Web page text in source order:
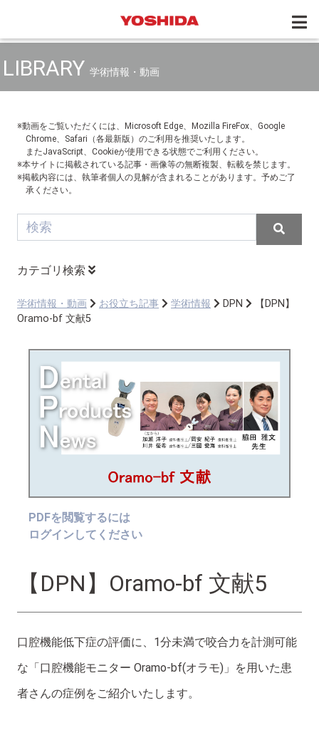
LIBRARY 学術情報・動画
※動画をご覧いただくには、Microsoft Edge、Mozilla FireFox、Google
Chrome、Safari（各最新版）のご利用を推奨いたします。
またJavaScript、Cookieが使用できる状態でご利用ください。
※本サイトに掲載されている記事・画像等の無断複製、転載を禁じます。
※掲載内容には、執筆者個人の見解が含まれることがあります。予めご了
承ください。
カテゴリ検索
学術情報・動画 お役立ち記事 学術情報 DPN
【DPN】
Oramo-bf 文献5
PDFを閲覧するには
ログインしてください
【DPN】Oramo-bf 文献5
口腔機能低下症の評価に、1分未満で咬合力を計測可能
な「口腔機能モニター Oramo-bf(オラモ)」を用いた患
者さんの症例をご紹介いたします。